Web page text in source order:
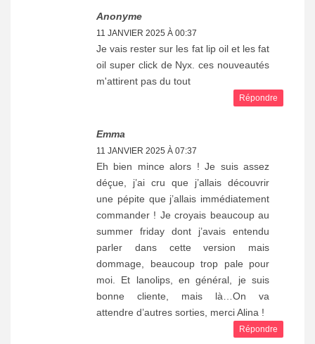
Anonyme
11 JANVIER 2025 À 00:37
Je vais rester sur les fat lip oil et les fat
oil super click de Nyx. ces nouveautés
m'attirent pas du tout
Répondre
Emma
11 JANVIER 2025 À 07:37
Eh bien mince alors ! Je suis assez
déçue, j’ai cru que j’allais découvrir
une pépite que j’allais immédiatement
commander ! Je croyais beaucoup au
summer friday dont j’avais entendu
parler dans cette version mais
dommage, beaucoup trop pale pour
moi. Et lanolips, en général, je suis
bonne cliente, mais là…On va
attendre d’autres sorties, merci Alina !
Répondre